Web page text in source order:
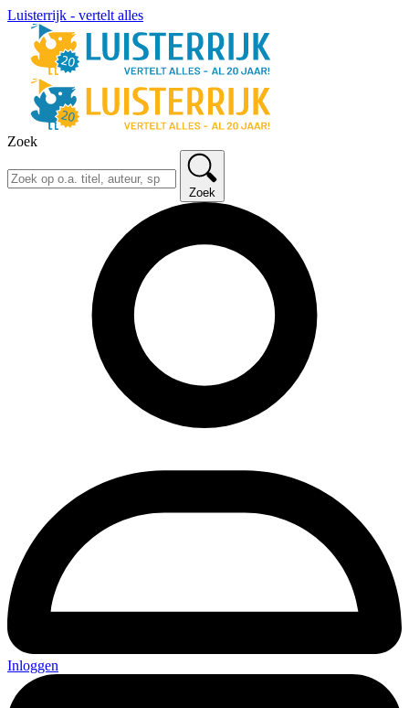
Luisterrijk - vertelt alles
Zoek
Zoek
Inloggen